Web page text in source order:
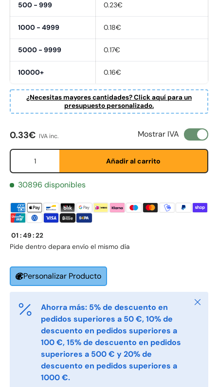
500 - 999 0.23€
1000 - 4999 0.18€
5000 - 9999 0.17€
10000+ 0.16€
¿Necesitas mayores cantidades? Click aquí para un
presupuesto personalizado.
Fornavn
Etternavn *
E-post *
Telefon
Precio normal
0.33€ IVA inc. Mostrar IVA
Cant.
Añadir al carrito
30896 disponibles
Pide dentro de
01 :49: 22
para envío el mismo día
Personalizar Producto
Ahorra más: 5% de descuento en
pedidos superiores a 50 €, 10% de
descuento en pedidos superiores a
100 €, 15% de descuento en pedidos
superiores a 500 € y 20% de
descuento en pedidos superiores a
1000 €.
Cerrar